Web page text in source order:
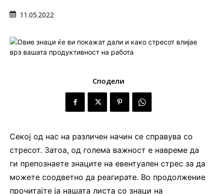
11.05.2022
Сподели
Секој од нас на различен начин се справува со
стресот. Затоа, од голема важност е навреме да
ги препознаете знаците на евентуален стрес за да
можете соодветно да реагирате. Во продолжение
прочитајте ја нашата листа со знаци на